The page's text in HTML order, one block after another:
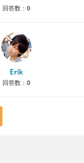
回答数： 0
Erik
回答数： 0